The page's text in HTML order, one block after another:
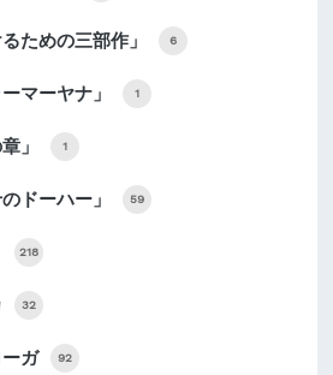
ための三部作」 6
マーヤナ」 1
」 1
ドーハー」 59
218
32
ガ 92